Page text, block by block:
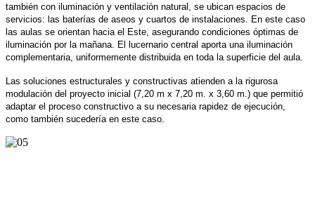
también con iluminación y ventilación natural, se ubican espacios de
servicios: las baterías de aseos y cuartos de instalaciones. En este caso
las aulas se orientan hacia el Este, asegurando condiciones óptimas de
iluminación por la mañana. El lucernario central aporta una iluminación
complementaria, uniformemente distribuida en toda la superficie del aula.
Las soluciones estructurales y constructivas atienden a la rigurosa
modulación del proyecto inicial (7,20 m x 7,20 m. x 3,60 m.) que permitió
adaptar el proceso constructivo a su necesaria rapidez de ejecución,
como también sucedería en este caso.